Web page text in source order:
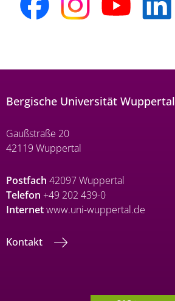
Bergische Universität Wuppertal
Gaußstraße 20
42119 Wuppertal
Postfach 42097 Wuppertal
Telefon +49 202 439-0
Internetwww.uni-wuppertal.de
Kontakt